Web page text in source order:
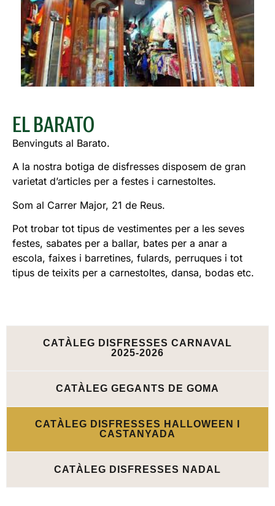
EL BARATO
Benvinguts al Barato.
A la nostra botiga de disfresses disposem de gran
varietat d’articles per a festes i carnestoltes.
Som al Carrer Major, 21 de Reus.
Pot trobar tot tipus de vestimentes per a les seves
festes, sabates per a ballar, bates per a anar a
escola, faixes i barretines, fulards, perruques i tot
tipus de teixits per a carnestoltes, dansa, bodas etc.
CATÀLEG DISFRESSES CARNAVAL
2025-2026
CATÀLEG GEGANTS DE GOMA
CATÀLEG DISFRESSES HALLOWEEN I
CASTANYADA
CATÀLEG DISFRESSES NADAL